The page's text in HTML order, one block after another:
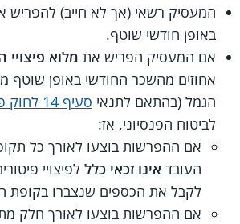
המעסיק רשאי (אך לא חייב) להפריש
באופן חודשי שוטף.
אם המעסיק הפריש את מלוא פיצויי
אחוזים מהשכר החודשי באופן שוטף
הגמל (בהתאם לתנאי סעיף 14 לחוק פיצויי פיטורים
לביטוח הפנסיוני, אז:
אם ההפרשות בוצעו לאורך כל
העובד אינו זכאי כלל לפיצויי
לקבל את הכספים שנצברו בקופת
אם ההפרשות בוצעו לאורך חלק